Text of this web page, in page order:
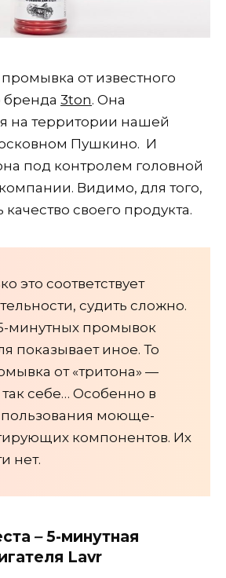
от известного
бренда 3ton. Она
на территории нашей
Пушкино. И
под контролем головной
Видимо, для того,
своего продукта.
это соответствует
судить сложно.
минутных промывок
показывает иное. То
от «тритона» —
себе… Особенно в
моюще-
компонентов. Их
нет.
–5-минутная
Lavr